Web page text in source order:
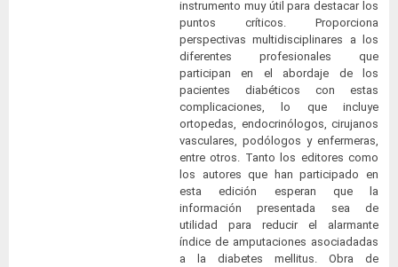
instrumento muy útil para destacar los
puntos críticos. Proporciona
perspectivas multidisciplinares a los
diferentes profesionales que
participan en el abordaje de los
pacientes diabéticos con estas
complicaciones, lo que incluye
ortopedas, endocrinólogos, cirujanos
vasculares, podólogos y enfermeras,
entre otros. Tanto los editores como
los autores que han participado en
esta edición esperan que la
información presentada sea de
utilidad para reducir el alarmante
índice de amputaciones asociadadas
a la diabetes mellitus. Obra de